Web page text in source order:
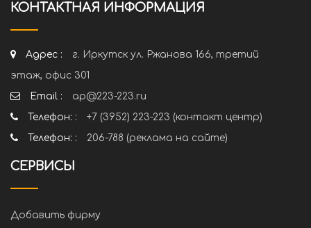
КОНТАКТНАЯ ИНФОРМАЦИЯ
Адрес :
г. Иркутск ул. Ржанова 166, третий
этаж, офис 301
Email :
ap@223-223.ru
Телефон: :
+7 (3952) 223-223 (контакт центр)
Телефон: :
206-788 (реклама на сайте)
СЕРВИСЫ
Добавить фирму